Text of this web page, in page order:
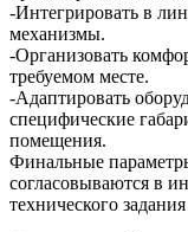
-Интегрировать в
механизмы.
-Организовать
требуемом месте.
-Адаптировать
специфические
помещения.
Финальные
согласовываются в
технического